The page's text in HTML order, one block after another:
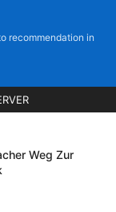
recommendation in
Weg Zur